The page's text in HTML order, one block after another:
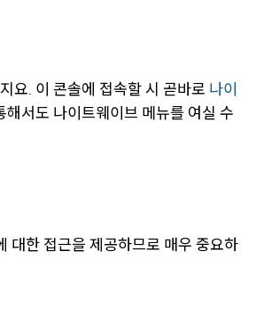
요. 이 콘솔에 접속할 시 곧바로 나이
서도 나이트웨이브 메뉴를 여실 수
대한 접근을 제공하므로 매우 중요하